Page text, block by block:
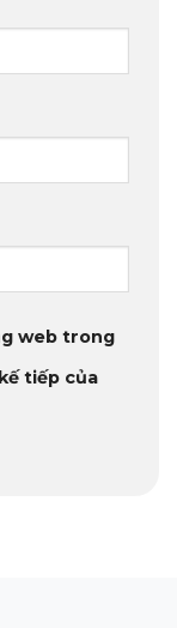
web trong
tiếp của